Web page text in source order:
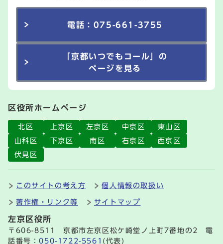
電話：075-661-3755
「京都いつでもコール」の
ページを見る
区役所ホームページ
北区 上京区 左京区 中京区
東山区
山科区
下京区 南区 右京区
西京区
伏見区
このサイトの考え方 個人情報の取扱い
著作権・リンク等 サイトマップ
左京区役所
〒606-8511 京都市左京区松ケ崎堂ノ上町7番地の2 電
話番号：050-1722-5561 (代表)